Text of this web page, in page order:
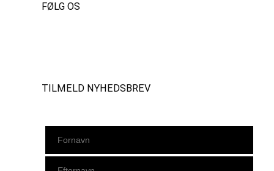
FØLG OS
TILMELD NYHEDSBREV